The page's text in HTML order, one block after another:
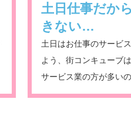
土日仕事だか
きない…
土日はお仕事のサービ
よう、街コンキューブ
サービス業の方が多い